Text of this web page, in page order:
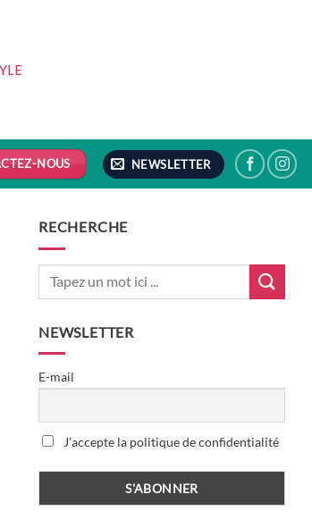
NOUS NEWSLETTER
RECHERCHE
NEWSLETTER
E-mail
J'accepte la politique de confidentialité